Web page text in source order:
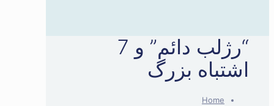
“رژلب دائم” و 7
اشتباه بزرگ
Home